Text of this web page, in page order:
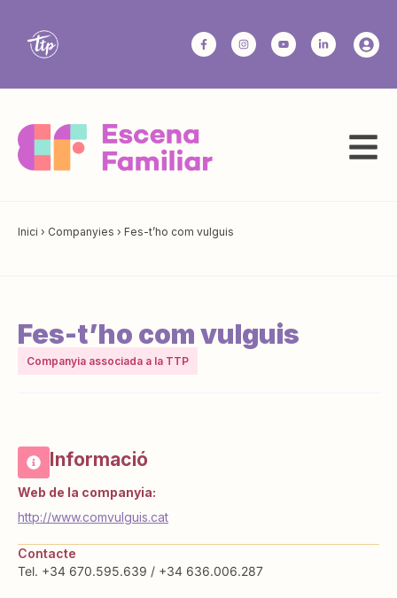
Inici › Companyies › Fes-t’ho com vulguis
Fes-t’ho com vulguis
Companyia associada a la TTP
Informació
Web de la companyia:
http://www.comvulguis.cat
Contacte
Tel. +34 670.595.639 / +34 636.006.287